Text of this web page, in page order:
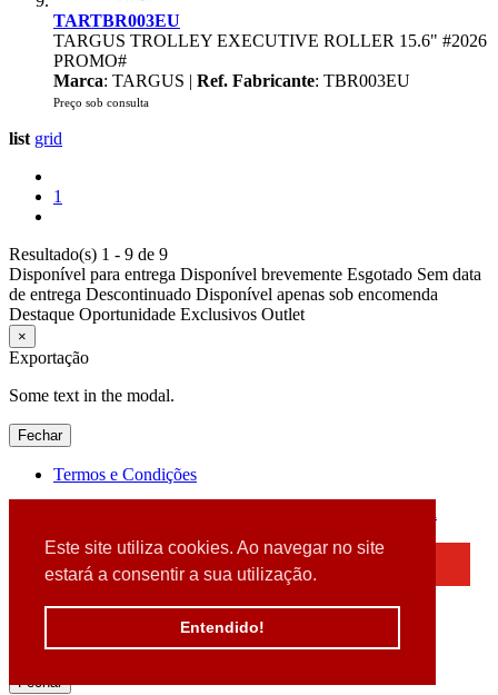
Este site utiliza cookies. Ao navegar no site
estará a consentir a sua utilização.
Entendido!
TARTBR003EU
TARGUS TROLLEY EXECUTIVE ROLLER 15.6" #2026
PROMO#
Marca: TARGUS | Ref. Fabricante: TBR003EU
Preço sob consulta
list grid
1
Resultado(s) 1 - 9 de 9
Disponível para entrega Disponível brevemente Esgotado Sem data
de entrega Descontinuado Disponível apenas sob encomenda
Destaque Oportunidade Exclusivos Outlet
×
Exportação
Some text in the modal.
Fechar
Termos e Condições
Detectamos que está a usar um browser desatualizado
Por favor, atualize o seu browser
para garantir uma melhor experiência.
Fechar